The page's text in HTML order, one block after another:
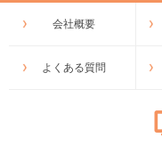
会社概要
よくある質問